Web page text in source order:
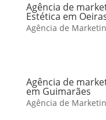
Agência de
Estética em
Agência de
Agência de
em Guimarães
Agência de